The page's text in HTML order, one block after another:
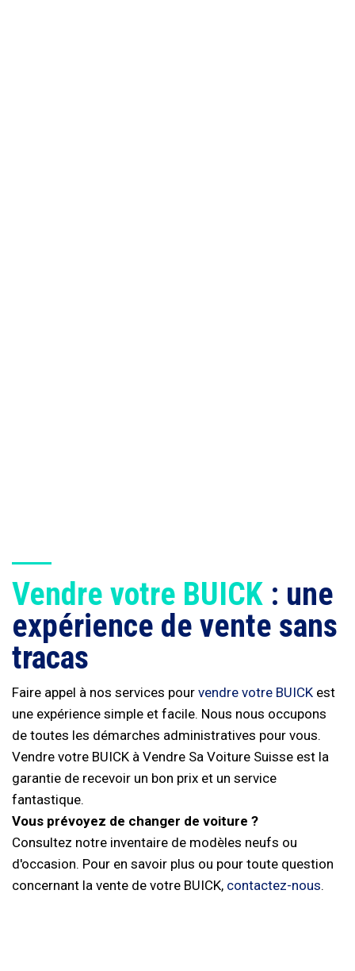
Vendre votre BUICK : une
expérience de vente sans
tracas
Faire appel à nos services pour vendre votre BUICK est
une expérience simple et facile. Nous nous occupons
de toutes les démarches administratives pour vous.
Vendre votre BUICK à Vendre Sa Voiture Suisse est la
garantie de recevoir un bon prix et un service
fantastique.
Vous prévoyez de changer de voiture ?
Consultez notre inventaire de modèles neufs ou
d'occasion. Pour en savoir plus ou pour toute question
concernant la vente de votre BUICK, contactez-nous.